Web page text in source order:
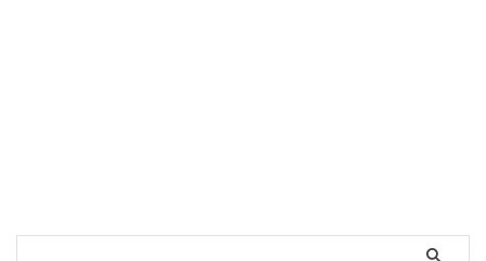
がりも美容オイルがなじんだ